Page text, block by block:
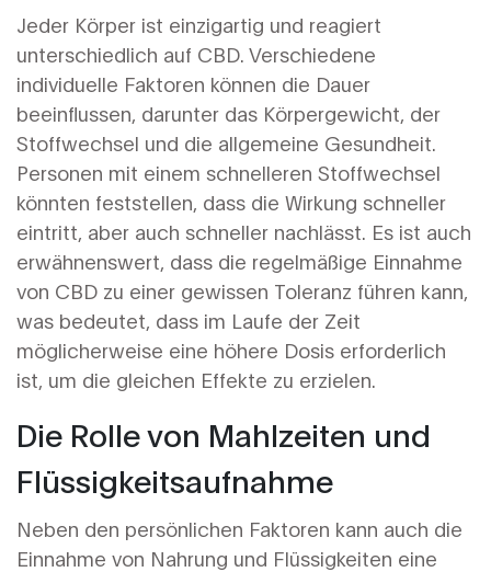
Jeder Körper ist einzigartig und reagiert
unterschiedlich auf CBD. Verschiedene
individuelle Faktoren können die Dauer
beeinflussen, darunter das Körpergewicht, der
Stoffwechsel und die allgemeine Gesundheit.
Personen mit einem schnelleren Stoffwechsel
könnten feststellen, dass die Wirkung schneller
eintritt, aber auch schneller nachlässt. Es ist auch
erwähnenswert, dass die regelmäßige Einnahme
von CBD zu einer gewissen Toleranz führen kann,
was bedeutet, dass im Laufe der Zeit
möglicherweise eine höhere Dosis erforderlich
ist, um die gleichen Effekte zu erzielen.
Die Rolle von Mahlzeiten und
Flüssigkeitsaufnahme
Neben den persönlichen Faktoren kann auch die
Einnahme von Nahrung und Flüssigkeiten eine